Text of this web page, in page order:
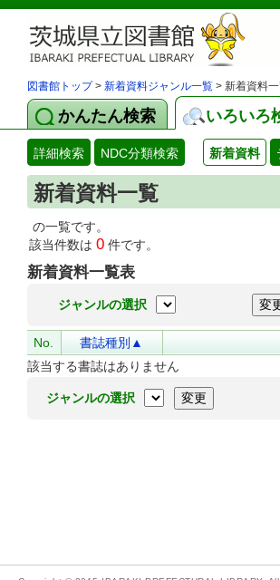
図書館トップ> 新着資料ジャンル一覧 > 新着資料
かんたん検索 いろいろ
詳細検索 NDC分類検索 新着資料
新着資料一覧
の一覧です。
該当件数は 0 件です。
新着資料一覧表
ジャンルの選択
No. 書誌種別▲
該当する書誌はありません
ジャンルの選択